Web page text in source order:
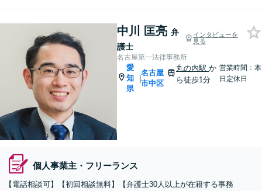
中川 匡亮 弁
護士
インタビューを
見る
名古屋第一法律事務所
愛
知
県
|
名古屋
市中区
丸の内駅か
ら徒歩1分
営業時間：本
日定休日
個人事業主・フリーランス
【電話相談可】【初回相談無料】【弁護士30人以上が在籍する事務